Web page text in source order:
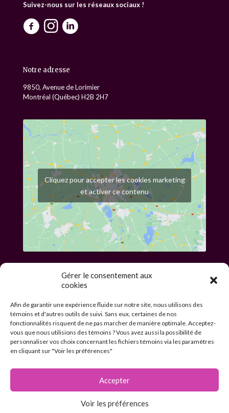
Gérer le consentement aux
cookies
Afin de garantir une expérience fluide sur notre site, nous utilisons des
témoins et d'autres outils de suivi. Sans eux, certaines de nos
fonctionnalités risquent de ne pas marcher de manière optimale. Acceptez-
vous que nous utilisions des témoins ? Vous avez aussi la possibilité de
personnaliser vos choix concernant les fichiers témoins via les paramètres
en cliquant sur "Voir les préférences"
Accepter
Voir les préférences
Suivez-nous sur les réseaux sociaux !
Notre adresse
9850, Avenue de Lorimier
Montréal (Québec) H2B 2H7
Cliquez pour accepter les cookies marketing
et activer ce contenu
© 2026 Me Leopold Lincà, Notaire célébrant de mariage civil.
Tous droits réservés. En aucun temps ce site internet ne doit
être considéré comme un avis juridique. Vous devez vérifier
avec notre bureau l’actualité de toute information,
notamment, mais sans limiter, les services offerts, les prix, les
procédures et nos disponibilités, avant de commencer votre
dossier.